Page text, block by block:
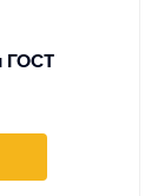
ГОСТ